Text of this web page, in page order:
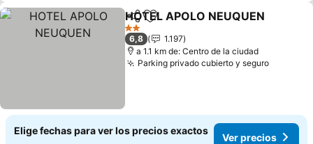
CompartirAgregar a favoritos
HOTEL APOLO NEUQUEN
2 Estrellas
6,8
1.197
a 1.1 km de: Centro de la ciudad
Parking privado cubierto y seguroVer
Elige fechas para ver los precios exactos
Ver precios